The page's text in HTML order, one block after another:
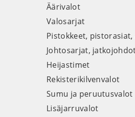
Äärivalot
Valosarjat
Pistokkeet,
Johtosarjat,
Heijastimet
Rekisterikilvenvalot
Sumu ja peruutusvalot
Lisäjarruvalot